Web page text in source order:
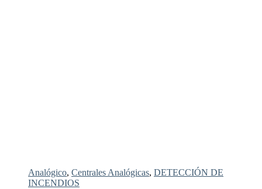
Analógico, Centrales Analógicas, DETECCIÓN DE
INCENDIOS